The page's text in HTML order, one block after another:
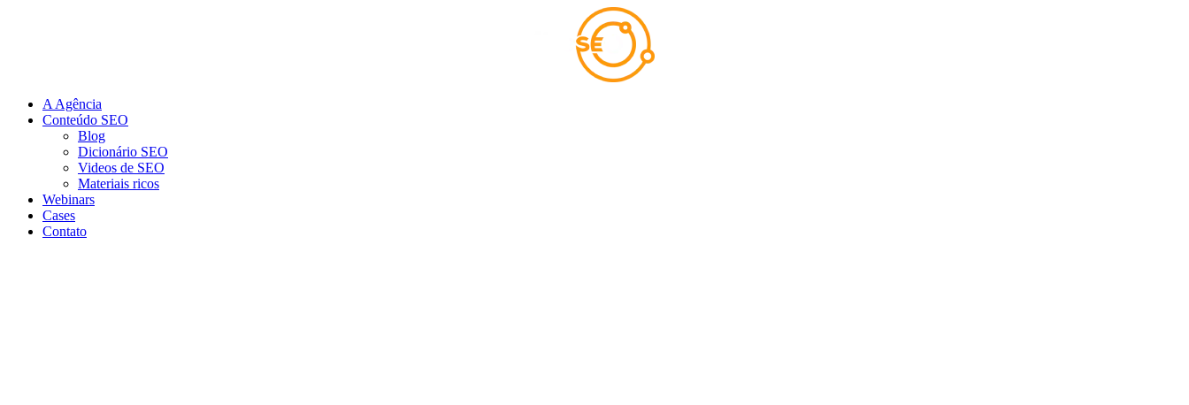
A Agência
Conteúdo SEO
Blog
Dicionário SEO
Videos de SEO
Materiais ricos
Webinars
Cases
Contato